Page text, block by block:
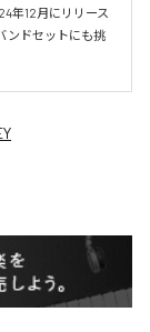
年12月にリリース
ンドセットにも挑